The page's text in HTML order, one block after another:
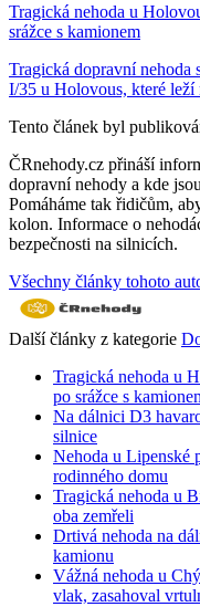
Tragická nehoda u
srážce s kamionem
Tragická dopravní nehoda
I/35 u Holovous, které leží
Tento článek byl
ČRnehody.cz přináší
dopravní nehody a kde
Pomáháme tak řidičům,
kolon. Informace o
bezpečnosti na silnicích.
Všechny články tohoto
Další články z kategorie
Tragická nehoda u
po srážce s
Na dálnici D3
silnice
Nehoda u Lipenské
rodinného domu
Tragická nehoda u
oba zemřeli
Drtivá nehoda na
kamionu
Vážná nehoda u
vlak, zasahoval